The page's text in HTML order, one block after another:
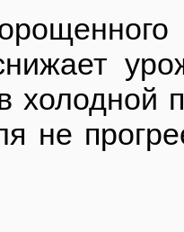
холодной
не